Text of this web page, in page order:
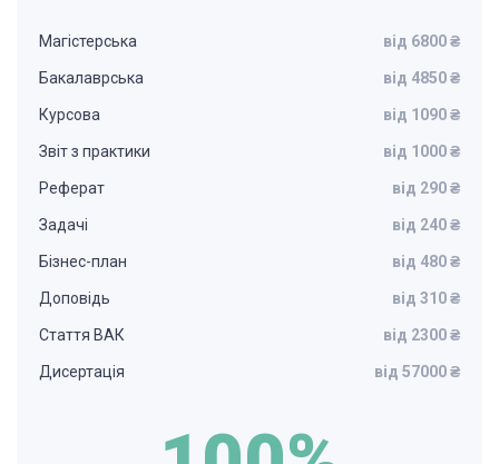
Магістерська від 6800 ₴
Бакалаврська від 4850 ₴
Курсова від 1090 ₴
Звіт з практики від 1000 ₴
Реферат від 290 ₴
Задачі від 240 ₴
Бізнес-план від 480 ₴
Доповідь від 310 ₴
Стаття ВАК від 2300 ₴
Дисертація від 57000 ₴